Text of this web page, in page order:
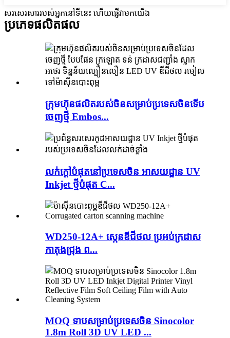
សរសេរសាររបស់អ្នកនៅទីនេះ ហើយផ្ញើវាមកយើង
ប្រភេទផលិតផល
ក្រុមហ៊ុនផលិតរបស់ចិនសម្រាប់ប្រទេសចិនទើប
ចេញថ្មី Embos...
លក់ក្តៅបំផុតនៅប្រទេសចិន អាសយដ្ឋាន UV
Inkjet ថ្មីបំផុត C...
WD250-12A+ ស្កេនឌីជីថល ប្រអប់ក្រដាស
កាតុងជ្រុង ព...
MOQ ទាបសម្រាប់ប្រទេសចិន Sinocolor
1.8m Roll 3D UV LED ...